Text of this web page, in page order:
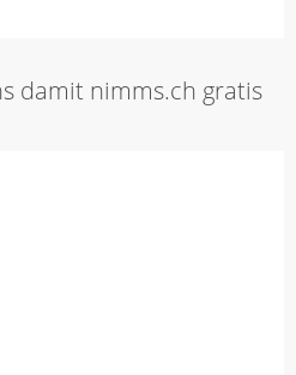
damit nimms.ch gratis